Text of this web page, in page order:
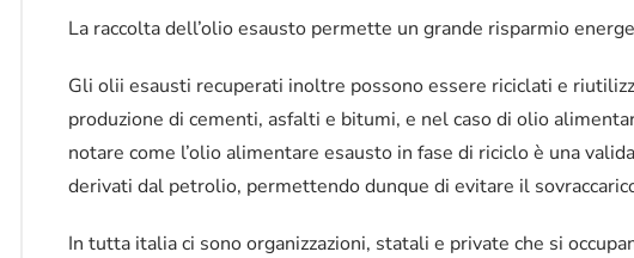
La raccolta dell’olio esausto permette un grande risparmio
Gli olii esausti recuperati inoltre possono essere riciclati e
produzione di cementi, asfalti e bitumi, e nel caso di olio
notare come l’olio alimentare esausto in fase di riciclo è una
derivati dal petrolio, permettendo dunque di evitare il
In tutta italia ci sono organizzazioni, statali e private che si